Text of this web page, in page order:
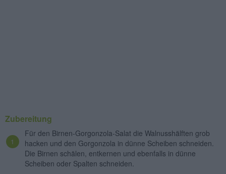
Zubereitung
Für den Birnen-Gorgonzola-Salat die Walnusshälften grob
hacken und den Gorgonzola in dünne Scheiben schneiden.
Die Birnen schälen, entkernen und ebenfalls in dünne
Scheiben oder Spalten schneiden.